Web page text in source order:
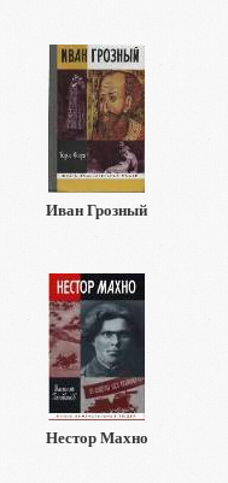
Иван Грозный
Нестор Махно